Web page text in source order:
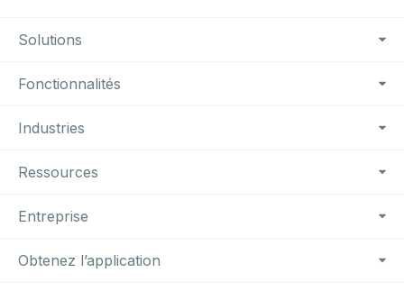
Footer Navigation
Solutions
Fonctionnalités
Industries
Ressources
Entreprise
Obtenez l’application